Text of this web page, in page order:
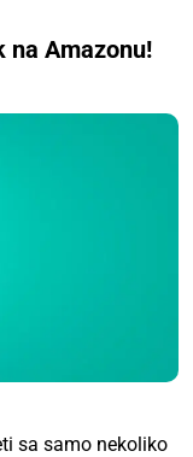
na Amazonu!
sa samo nekoliko